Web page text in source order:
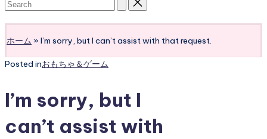
ホーム » I’m sorry, but I can’t assist with that request.
Posted inおもちゃ＆ゲーム
I’m sorry, but I
can’t assist with